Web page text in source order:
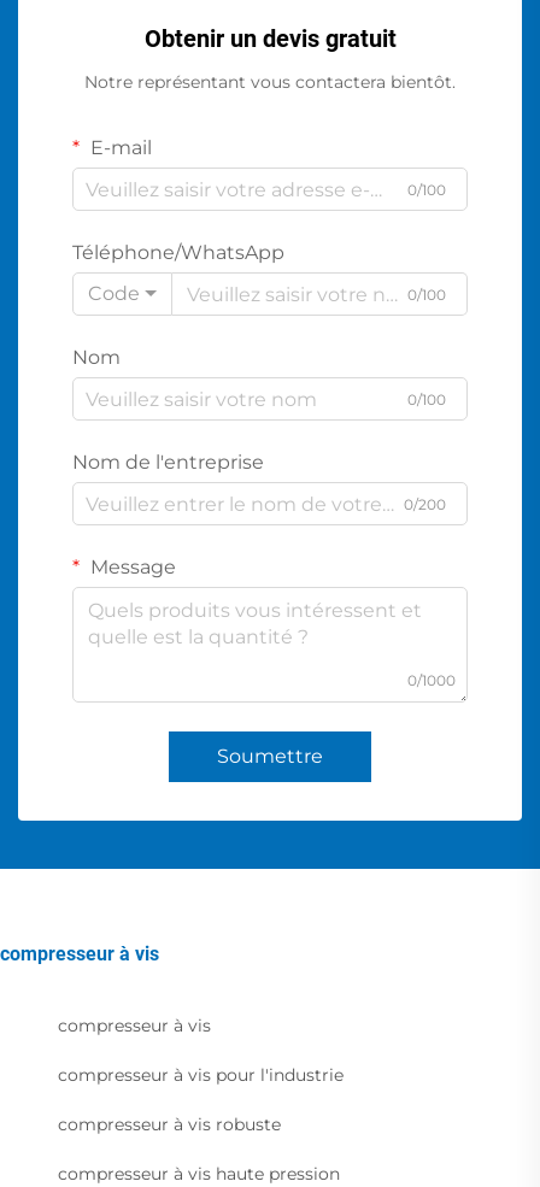
Obtenir un devis gratuit
Notre représentant vous contactera bientôt.
E-mail
0/100
Téléphone/WhatsApp
Code
0/100
Nom
0/100
Nom de l'entreprise
0/200
Message
0/1000
Soumettre
compresseur à vis
compresseur à vis
compresseur à vis pour l'industrie
compresseur à vis robuste
compresseur à vis haute pression